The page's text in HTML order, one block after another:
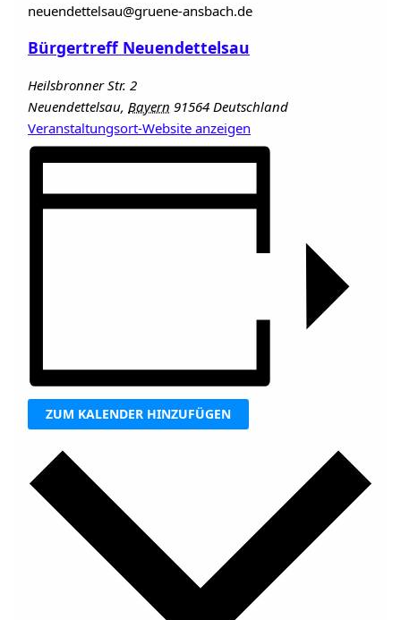
neuendettelsau@gruene-ansbach.de
Bürgertreff Neuendettelsau
Heilsbronner Str. 2
Neuendettelsau, Bayern 91564 Deutschland
Veranstaltungsort-Website anzeigen
ZUM KALENDER HINZUFÜGEN